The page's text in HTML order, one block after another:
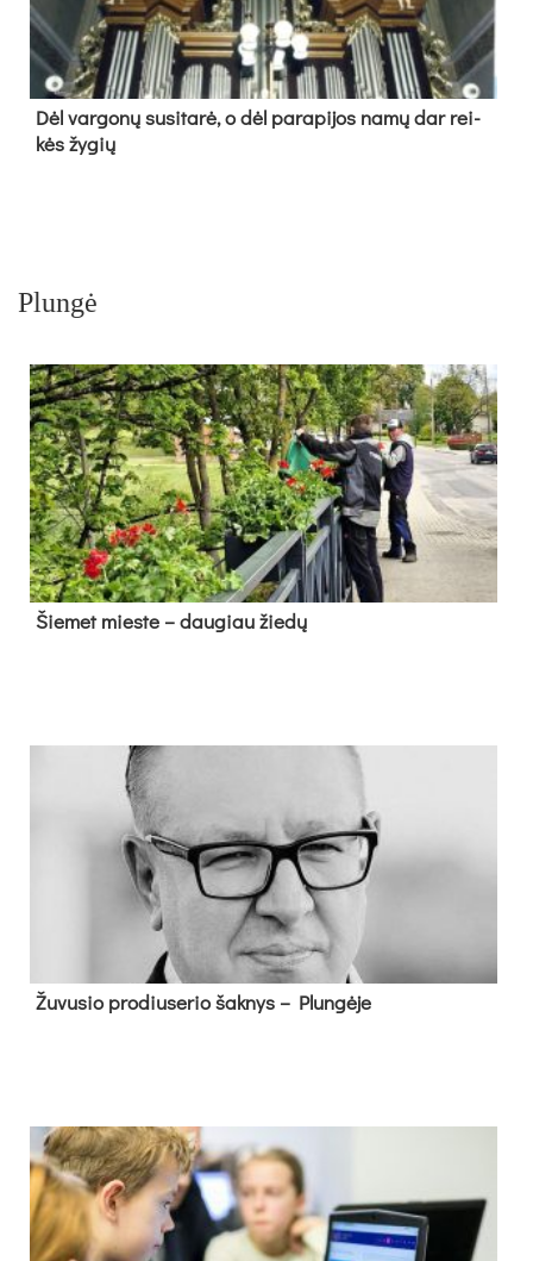
Dėl var­go­nų su­si­ta­rė, o dėl pa­ra­pi­jos na­mų dar rei­
kės žy­gių
Plungė
Šie­met mies­te – dau­giau žie­dų
Žu­vu­sio pro­diu­se­rio šak­nys – Plun­gė­je